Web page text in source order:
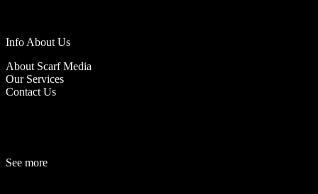
Info About Us
About Scarf Media
Our Services
Contact Us
See more